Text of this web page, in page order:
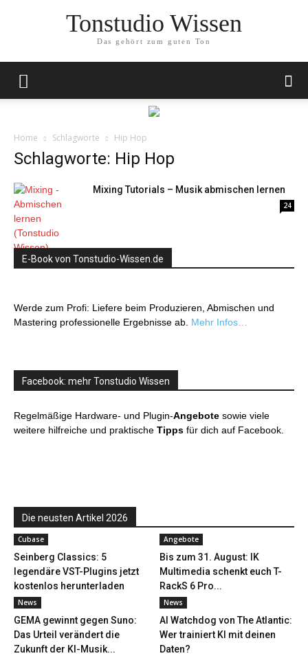
Tonstudio Wissen
Das gehört zum guten Ton
Home Schlagworte Hip Hop
Schlagworte: Hip Hop
Mixing Tutorials – Musik abmischen lernen
24
E-Book von Tonstudio-Wissen.de
Werde zum Profi: Liefere beim Produzieren, Abmischen und
Mastering professionelle Ergebnisse ab. Mehr Infos…
Facebook: mehr Tonstudio Wissen
Regelmäßige Hardware- und Plugin-Angebote sowie viele
weitere hilfreiche und praktische Tipps für dich auf Facebook.
Die neusten Artikel 2026
Cubase
Seinberg Classics: 5
legendäre VST-Plugins jetzt
kostenlos herunterladen
Angebote
Bis zum 31. August: IK
Multimedia schenkt euch T-
RackS 6 Pro...
News
GEMA gewinnt gegen Suno:
Das Urteil verändert die
Zukunft der KI-Musik...
News
AI Watchdog von The Atlantic:
Wer trainiert KI mit deinen
Daten?